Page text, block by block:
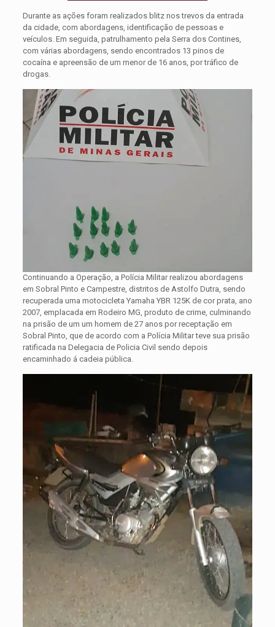
Durante as ações foram realizados blitz nos trevos da entrada
da cidade, com abordagens, identificação de pessoas e
veículos. Em seguida, patrulhamento pela Serra dos Contines,
com várias abordagens, sendo encontrados 13 pinos de
cocaína e apreensão de um menor de 16 anos, por tráfico de
drogas.
Continuando a Operação, a Polícia Militar realizou abordagens
em Sobral Pinto e Campestre, distritos de Astolfo Dutra, sendo
recuperada uma motocicleta Yamaha YBR 125K de cor prata, ano
2007, emplacada em Rodeiro MG, produto de crime, culminando
na prisão de um um homem de 27 anos por receptação em
Sobral Pinto, que de acordo com a Polícia Militar teve sua prisão
ratificada na Delegacia de Policia Civil sendo depois
encaminhado á cadeia pública.